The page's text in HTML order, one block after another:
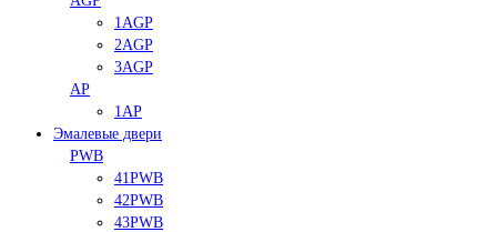
1AGP
2AGP
3AGP
AP
1AP
Эмалевые двери
PWB
41PWB
42PWB
43PWB